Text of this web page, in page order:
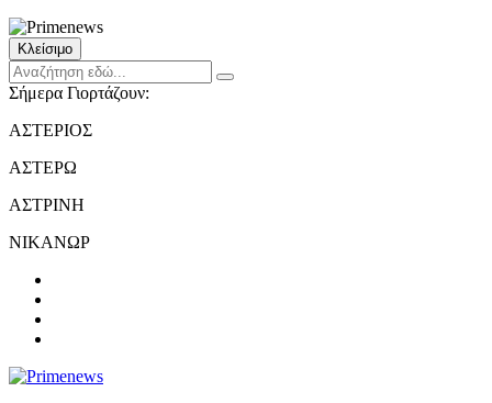
Κλείσιμο
Σήμερα Γιορτάζουν:
ΑΣΤΕΡΙΟΣ
ΑΣΤΕΡΩ
ΑΣΤΡΙΝΗ
ΝΙΚΑΝΩΡ